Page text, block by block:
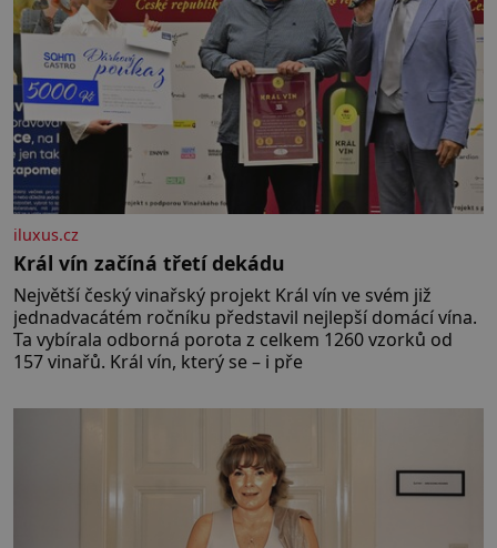
iluxus.cz
Král vín začíná třetí dekádu
Největší český vinařský projekt Král vín ve svém již
jednadvacátém ročníku představil nejlepší domácí vína.
Ta vybírala odborná porota z celkem 1260 vzorků od
157 vinařů. Král vín, který se – i pře